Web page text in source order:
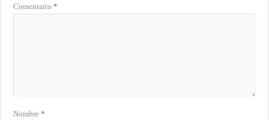
Comentario*
Nombre*